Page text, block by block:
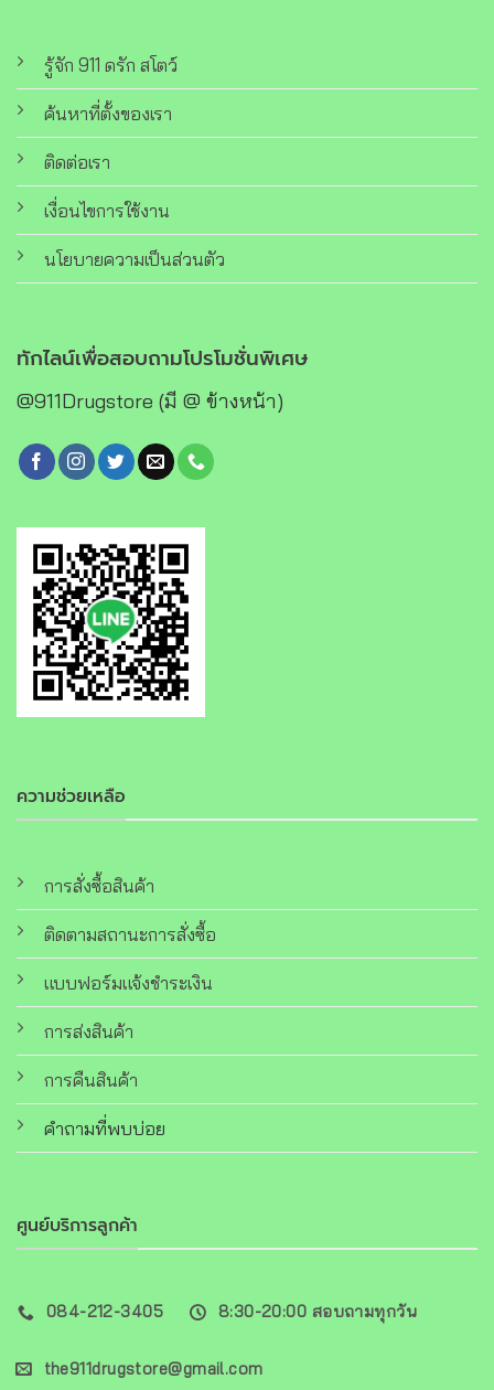
รู้จัก 911 ดรัก สโตว์
ค้นหาที่ตั้งของเรา
ติดต่อเรา
เงื่อนไขการใช้งาน
นโยบายความเป็นส่วนตัว
ความช่วยเหลือ
การสั่งซื้อสินค้า
ติดตามสถานะการสั่งซื้อ
แบบฟอร์มแจ้งชำระเงิน
การส่งสินค้า
การคืนสินค้า
คำถามที่พบบ่อย
ศูนย์บริการลูกค้า
084-212-3405 8:30-20:00 สอบถามทุกวัน
the911drugstore@gmail.com
ทักไลน์เพื่อสอบถามโปรโมชั่นพิเศษ
@911Drugstore (มี @ ข้างหน้า)